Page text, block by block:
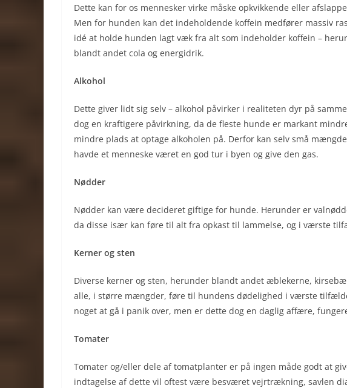
Dette kan for os mennesker virke måske opkvikkende eller
Men for hunden kan det indeholdende koffein medfører massiv
idé at holde hunden lagt væk fra alt som indeholder koffein –
blandt andet cola og energidrik.
Alkohol
Dette giver lidt sig selv – alkohol påvirker i realiteten dyr på
dog en kraftigere påvirkning, da de fleste hunde er markant
mindre plads at optage alkoholen på. Derfor kan selv små
havde et menneske været en god tur i byen og give den gas.
Nødder
Nødder kan være decideret giftige for hunde. Herunder er
da disse især kan føre til alt fra opkast til lammelse, og i værste
Kerner og sten
Diverse kerner og sten, herunder blandt andet æblekerne,
alle, i større mængder, føre til hundens dødelighed i værste
noget at gå i panik over, men er dette dog en daglig affære,
Tomater
Tomater og/eller dele af tomatplanter er på ingen måde godt at
indtagelse af dette vil oftest være besværet vejrtrækning, savlen